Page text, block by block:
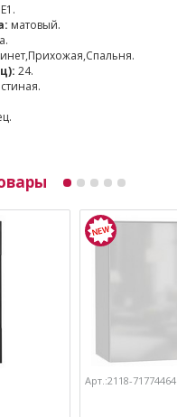
матовый.
24.
Арт.:2118-71774464